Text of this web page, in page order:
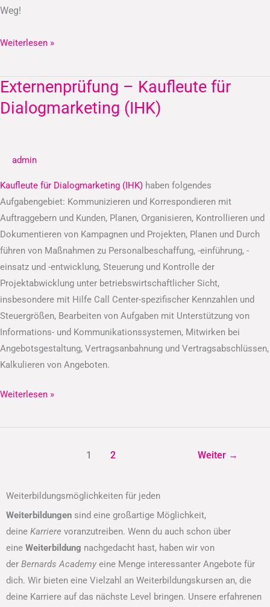
Weg!
Weiterlesen »
Externenprüfung – Kaufleute für
Dialogmarketing (IHK)
admin
Kaufleute für Dialogmarketing (IHK) haben folgendes
Aufgabengebiet: Kommunizieren und Korrespondieren mit
Auftraggebern und Kunden, Planen, Organisieren, Kontrollieren und
Dokumentieren von Kampagnen und Projekten, Planen und Durch
führen von Maßnahmen zu Personalbeschaffung, -einführung, -
einsatz und -entwicklung, Steuerung und Kontrolle der
Projektabwicklung unter betriebswirtschaftlicher Sicht,
insbesondere mit Hilfe Call Center-spezifischer Kennzahlen und
Steuergrößen, Bearbeiten von Aufgaben mit Unterstützung von
Informations- und Kommunikationssystemen, Mitwirken bei
Angebotsgestaltung, Vertragsanbahnung und Vertragsabschlüssen,
Kalkulieren von Angeboten.
Externenprüfung
–
Kaufleute
(IHK)
Weiterlesen »
1 2 Weiter →
Weiterbildungsmöglichkeiten für jeden
Weiterbildungen sind eine großartige Möglichkeit,
deine Karriere voranzutreiben. Wenn du auch schon über
eine Weiterbildung nachgedacht hast, haben wir von
der Bernards Academy eine Menge interessanter Angebote für
dich. Wir bieten eine Vielzahl an Weiterbildungskursen an, die
deine Karriere auf das nächste Level bringen. Unsere erfahrenen